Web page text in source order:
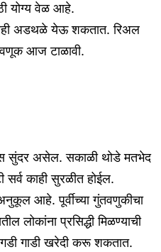
योग्य वेळ आहे.
अडथळे येऊ शकतात. रिअल
आज टाळावी.
सुंदर असेल. सकाळी थोडे मतभेद
काही सुरळीत होईल.
आहे. पूर्वीच्या गुंतवणुकीचा
लोकांना प्रसिद्धी मिळण्याची
गाडी खरेदी करू शकतात.